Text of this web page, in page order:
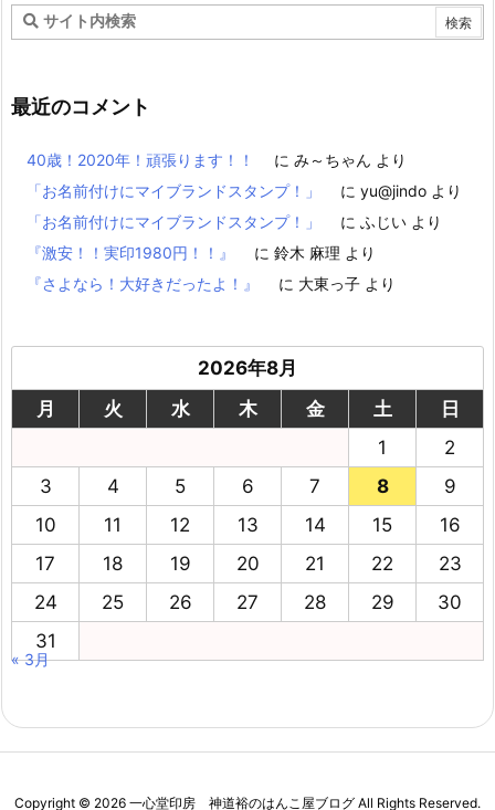
最近のコメント
40歳！2020年！頑張ります！！ に み～ちゃん より
「お名前付けにマイブランドスタンプ！」
に yu@jindo より
「お名前付けにマイブランドスタンプ！」
に ふじい より
『激安！！実印1980円！！』
に 鈴木 麻理 より
『さよなら！大好きだったよ！』
に 大東っ子 より
2026年8月
月
火 水 木 金 土
日
1
2
3
4 5 6 7 8
9
10
11 12 13 14 15
16
17
18 19 20 21 22
23
24
25 26 27 28 29
30
31
« 3月
Copyright © 2026 一心堂印房 神道裕のはんこ屋ブログ All Rights Reserved.